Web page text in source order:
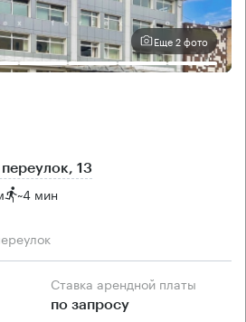
Еще 2 фото
13
~4 мин
Ставка арендной платы
по запросу